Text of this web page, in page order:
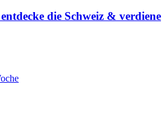
die Schweiz & verdiene